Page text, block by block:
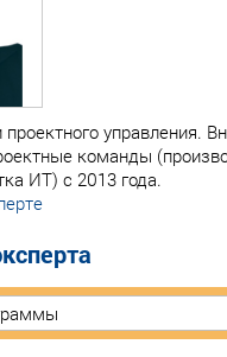
управления.
команды
ИТ) с 2013 года.